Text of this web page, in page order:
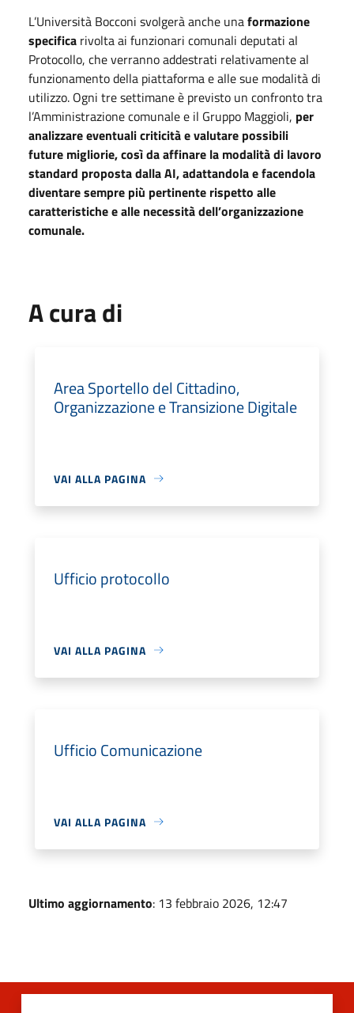
L’Università Bocconi svolgerà anche unaformazione
specifica rivolta ai funzionari comunali deputati al
Protocollo, che verranno addestrati relativamente al
funzionamento della piattaforma e alle sue modalità di
utilizzo. Ogni tre settimane è previsto un confronto tra
l’Amministrazione comunale e il Gruppo Maggioli, per
analizzare eventuali criticità e valutare possibili
future migliorie, così da affinare la modalità di lavoro
standard proposta dalla AI, adattandola e facendola
diventare sempre più pertinente rispetto alle
caratteristiche e alle necessità dell’organizzazione
comunale.
A cura di
Area Sportello del Cittadino,
Organizzazione e Transizione Digitale
VAI ALLA PAGINA
Ufficio protocollo
VAI ALLA PAGINA
Ufficio Comunicazione
VAI ALLA PAGINA
Ultimo aggiornamento: 13 febbraio 2026, 12:47